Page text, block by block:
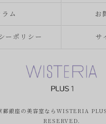
ラム お
ーポリシー サ
都銀座の美容室ならWISTERIA
RESERVED.